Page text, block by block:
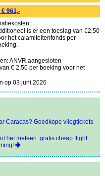
Caracas? Goedkope vliegtickets
het meteen: gratis cheap flight
€ 961,-
:
is er een toeslag van €2,50
het calamiteitenfonds per
ANVR aangesloten
€ 2.50 per boeking voor het
op 03 juni 2026